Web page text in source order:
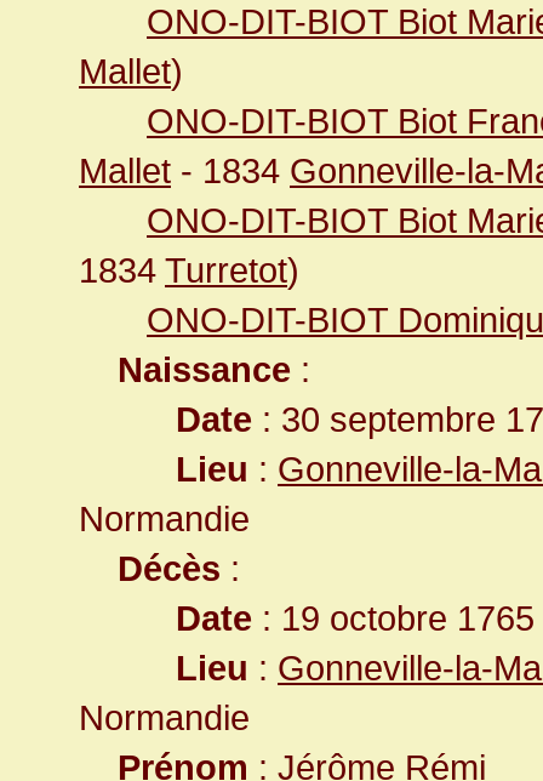
ONO-DIT-BIOT Biot
Mallet)
ONO-DIT-BIOT Biot
Mallet - 1834 Gonneville-la-
ONO-DIT-BIOT Biot
1834 Turretot)
ONO-DIT-BIOT
Naissance :
Date : 30 septembre
Lieu : Gonneville-la-
Normandie
Décès :
Date : 19 octobre 1765
Lieu : Gonneville-la-
Normandie
Prénom : Jérôme Rémi